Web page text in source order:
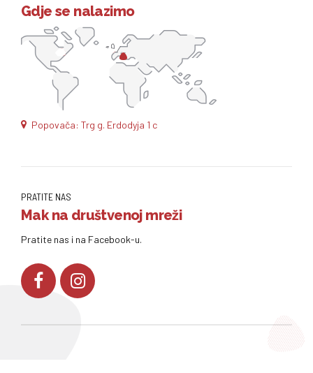
Gdje se nalazimo
Popovača: Trg g. Erdodyja 1 c
PRATITE NAS
Mak na društvenoj mreži
Pratite nas i na Facebook-u.